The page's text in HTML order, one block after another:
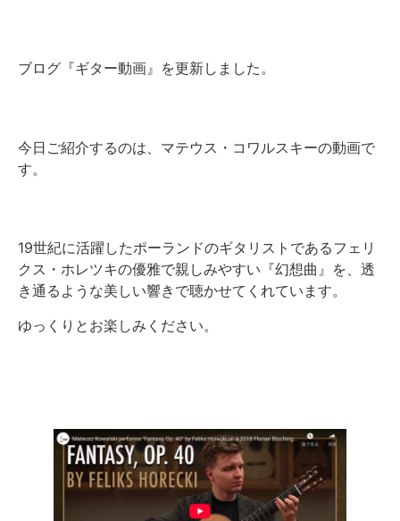
ブログ『ギター動画』を更新しました。
今日ご紹介するのは、マテウス・コワルスキーの動画で
す。
19世紀に活躍したポーランドのギタリストであるフェリ
クス・ホレツキの優雅で親しみやすい『幻想曲』を、透
き通るような美しい響きで聴かせてくれています。
ゆっくりとお楽しみください。